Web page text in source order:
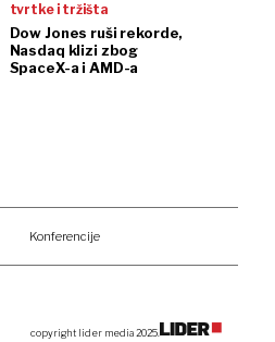
tvrtke i tržišta
Dow Jones ruši rekorde,
Nasdaq klizi zbog
SpaceX-a i AMD-a
Konferencije
copyright lider media 2025.